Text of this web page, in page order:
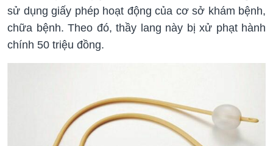
sử dụng giấy phép hoạt động của cơ sở khám bệnh,
chữa bệnh. Theo đó, thầy lang này bị xử phạt hành
chính 50 triệu đồng.